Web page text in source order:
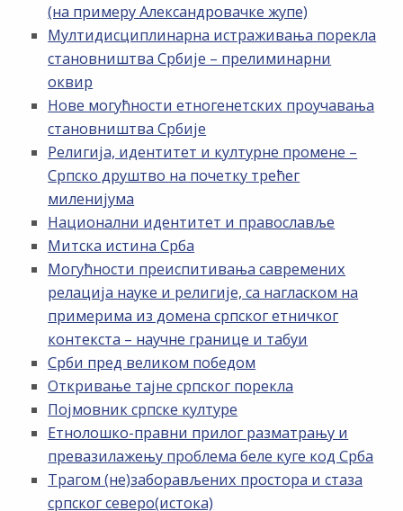
(на примеру Александровачке жупе)
Мултидисциплинарна истраживања порекла
становништва Србије – прелиминарни
оквир
Нове могућности етногенетских проучавања
становништва Србије
Религија, идентитет и културне промене –
Српско друштво на почетку трећег
миленијума
Национални идентитет и православље
Митска истина Срба
Могућности преиспитивања савремених
релација науке и религије, са нагласком на
примерима из домена српског етничког
контекста – научне границе и табуи
Срби пред великом победом
Откривање тајне српског порекла
Појмовник српске културе
Етнолошко-правни прилог разматрању и
превазилажењу проблема беле куге код Срба
Трагом (не)заборављених простора и стаза
српског северо(истока)